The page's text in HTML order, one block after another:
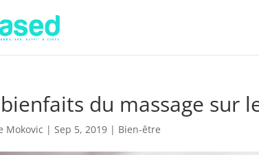
du massage sur
Mokovic |Sep 5, 2019 | Bien-être